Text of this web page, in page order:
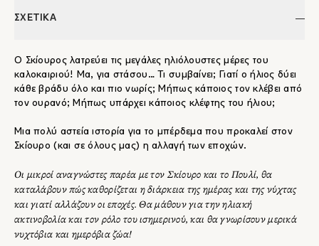
ΣΧΕΤΙΚΑ
Ο Σκίουρος λατρεύει τις μεγάλες ηλιόλουστες μέρες του
καλοκαιριού! Μα, για στάσου… Τι συμβαίνει; Γιατί ο ήλιος δύει
κάθε βράδυ όλο και πιο νωρίς; Μήπως κάποιος τον κλέβει από
τον ουρανό; Μήπως υπάρχει κάποιος κλέφτης του ήλιου;
Μια πολύ αστεία ιστορία για το μπέρδεμα που προκαλεί στον
Σκίουρο (και σε όλους μας) η αλλαγή των εποχών.
Οι μικροί αναγνώστες παρέα με τον Σκίουρο και το Πουλί, θα
καταλάβουν πώς καθορίζεται η διάρκεια της ημέρας και της νύχτας
και γιατί αλλάζουν οι εποχές. Θα μάθουν για την ηλιακή
ακτινοβολία και τον ρόλο του ισημερινού, και θα γνωρίσουν μερικά
νυχτόβια και ημερόβια ζώα!